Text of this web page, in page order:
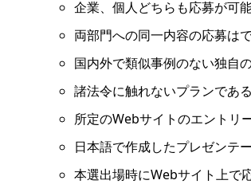
企業、個人どちらも応募が可能
両部門への同一内容の応募はで
国内外で類似事例のない独自
諸法令に触れないプランである
所定のWebサイトのエントリ
日本語で作成したプレゼンテ
本選出場時にWebサイト上で